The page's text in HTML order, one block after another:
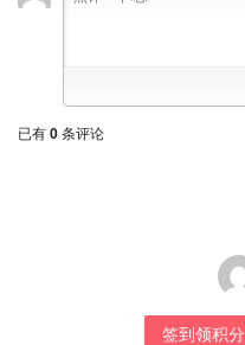
已有 0 条评论
签到领积分